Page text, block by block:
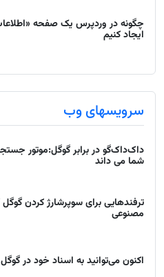
چگونه در وردپرس یک صفحه
ایجاد کنیم
سرویسهای وب
داک‌داک‌گو در برابر گوگل:موتور
شما می داند
ترفندهایی برای سوپرشارژ کردن
مصنوعی
اکنون می‌توانید به اسناد خود در